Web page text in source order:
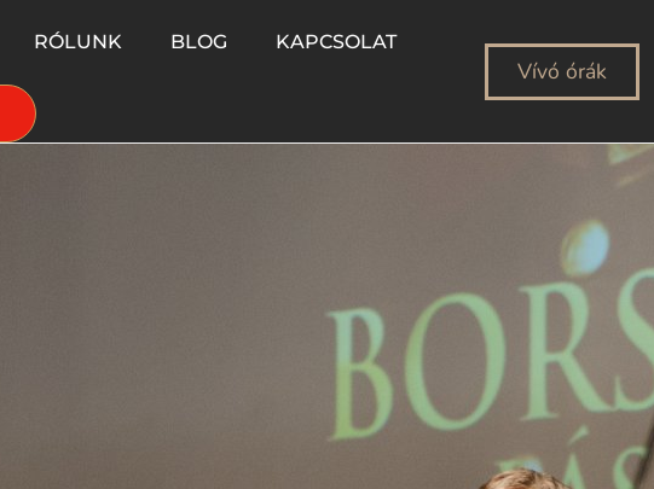
RÓLUNK BLOG KAPCSOLAT
Vívó órák